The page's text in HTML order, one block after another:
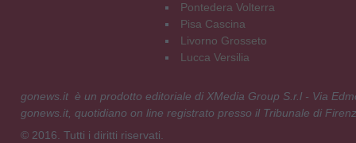
Pontedera Volterra
Pisa Cascina
Livorno Grosseto
Lucca Versilia
gonews.it è un prodotto editoriale di XMedia Group S.r.l - Via
gonews.it, quotidiano on line registrato presso il Tribunale di
© 2016. Tutti i diritti riservati.